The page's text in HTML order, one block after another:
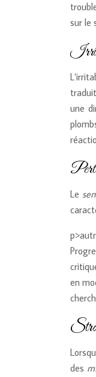
sur le
une
Le
en
des